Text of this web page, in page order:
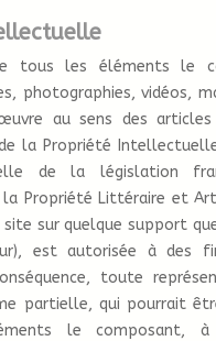
tous les éléments le
photographies, vidéos,
au sens des
la Propriété
de la législation
Propriété Littéraire et
site sur quelque support
est autorisée à des
toute
partielle, qui pourrait
le composant,